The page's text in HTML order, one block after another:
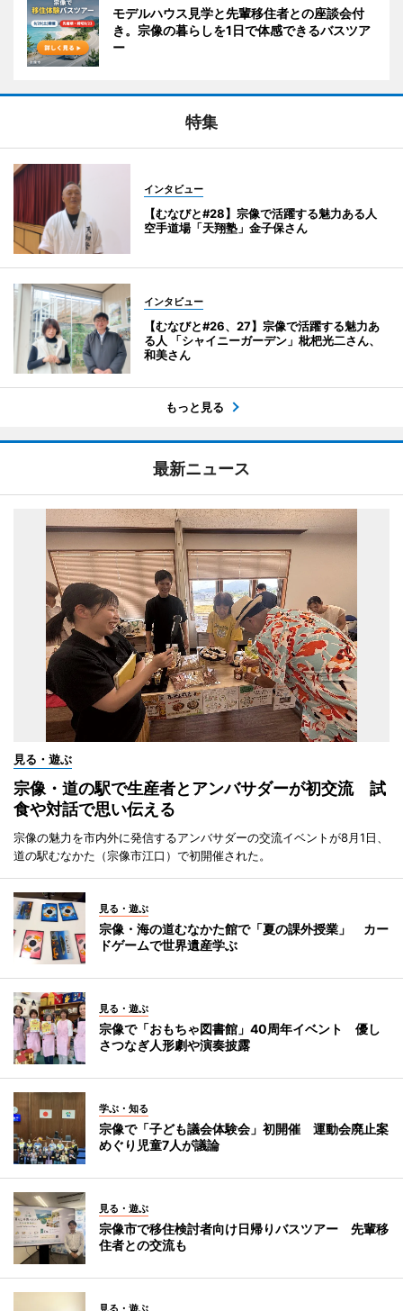
モデルハウス見学と先輩移住者との座談会付
き。宗像の暮らしを1日で体感できるバスツア
ー
特集
インタビュー
【むなびと#28】宗像で活躍する魅力ある人
空手道場「天翔塾」金子保さん
インタビュー
【むなびと#26、27】宗像で活躍する魅力あ
る人 「シャイニーガーデン」枇杷光二さん、
和美さん
もっと見る
最新ニュース
見る・遊ぶ
宗像・道の駅で生産者とアンバサダーが初交流 試
食や対話で思い伝える
宗像の魅力を市内外に発信するアンバサダーの交流イベントが8月1日、
道の駅むなかた（宗像市江口）で初開催された。
見る・遊ぶ
宗像・海の道むなかた館で「夏の課外授業」 カー
ドゲームで世界遺産学ぶ
見る・遊ぶ
宗像で「おもちゃ図書館」40周年イベント 優し
さつなぎ人形劇や演奏披露
学ぶ・知る
宗像で「子ども議会体験会」初開催 運動会廃止案
めぐり児童7人が議論
見る・遊ぶ
宗像市で移住検討者向け日帰りバスツアー 先輩移
住者との交流も
見る・遊ぶ